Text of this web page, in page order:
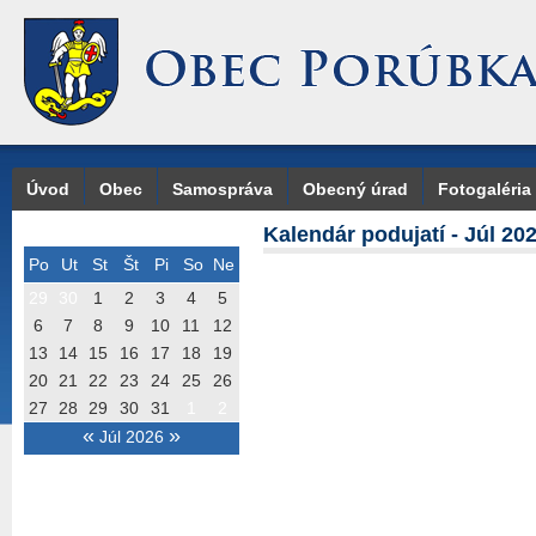
Úvod Obec Samospráva Obecný úrad Fotogaléria
Po Ut St Št Pi So Ne
« Júl 2026 »
1 2 3 4
5
6
7 8 9 10 11
12
13
14 15 16 17 18
19
20
21 22 23 24 25
26
27
28 29 30 31
Kalendár podujatí - Júl